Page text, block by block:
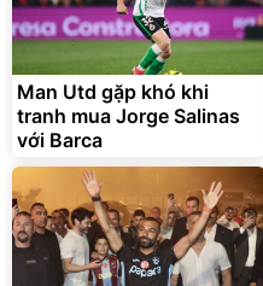
Man Utd gặp khó khi
tranh mua Jorge Salinas
với Barca